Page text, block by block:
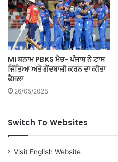
MI ਬਨਾਮ PBKS ਮੈਚ- ਪੰਜਾਬ ਨੇ ਟਾਸ
ਜਿੱਤਿਆ ਅਤੇ ਗੇਂਦਬਾਜ਼ੀ ਕਰਨ ਦਾ ਕੀਤਾ
ਫੈਸਲਾ
26/05/2025
Switch To Websites
Visit English Website